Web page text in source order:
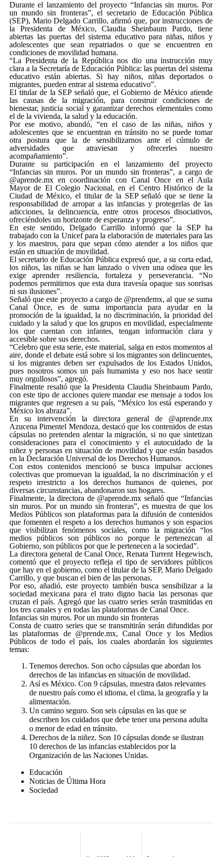
Durante el lanzamiento del proyecto “Infancias sin muros. Por
un mundo sin fronteras”, el secretario de Educación Pública
(SEP), Mario Delgado Carrillo, afirmó que, por instrucciones de
la Presidenta de México, Claudia Sheinbaum Pardo, tiene
abiertas las puertas del sistema educativo para niñas, niños y
adolescentes que sean repatriados o que se encuentren en
condiciones de movilidad humana.
“La Presidenta de la República nos dio una instrucción muy
clara a la Secretaría de Educación Pública: las puertas del sistema
educativo están abiertas. Si hay niños, niñas deportados o
migrantes, pueden entrar al sistema educativo”.
El titular de la SEP señaló que, el Gobierno de México atiende
las causas de la migración, para construir condiciones de
bienestar, justicia social y garantizar derechos elementales como
el de la vivienda, la salud y la educación.
Por ese motivo, abundó, “en el caso de las niñas, niños y
adolescentes que se encuentran en tránsito no se puede tomar
otra postura que la de sensibilizarnos ante el cúmulo de
adversidades que atraviesan y ofrecerles nuestro
acompañamiento”.
Durante su participación en el lanzamiento del proyecto
“Infancias sin muros. Por un mundo sin fronteras”, a cargo de
@aprende.mx en coordinación con Canal Once en el Aula
Mayor de El Colegio Nacional, en el Centro Histórico de la
Ciudad de México, el titular de la SEP señaló que se tiene la
responsabilidad de arropar a las infancias y protegerlas de las
adicciones, la delincuencia, entre otros procesos disociativos,
ofreciéndoles un horizonte de esperanza y progreso”.
En este sentido, Delgado Carrillo informó que la SEP ha
trabajado con la Unicef para la elaboración de materiales para las
y los maestros, para que sepan cómo atender a los niños que
están en situación de movilidad.
El secretario de Educación Pública expresó que, a su corta edad,
los niños, las niñas se han lanzado o viven una odisea que les
exige aprender resiliencia, fortaleza y perseverancia. “No
podemos permitirnos que esta dura travesía opaque sus sonrisas
ni sus ilusiones”.
Señaló que este proyecto a cargo de @prendemx, al que se suma
Canal Once, es de suma importancia para ayudar en la
promoción de la igualdad, la no discriminación, la prioridad del
cuidado y la salud y que los grupos en movilidad, especialmente
los que cuentan con infantes, tengan información clara y
accesible sobre sus derechos.
“Celebro que esta serie, este material, salga en estos momentos al
aire, donde el debate está sobre si los migrantes son delincuentes,
si los migrantes deben ser expulsados de los Estados Unidos,
pues nosotros somos un país humanista y eso nos hace sentir
muy orgullosos”, agregó.
Finalmente resaltó que la Presidenta Claudia Sheinbaum Pardo,
con este tipo de acciones quiere mandar ese mensaje a todos los
migrantes que regresen a su país, “México los está esperando y
México los abraza”.
En su intervención la directora general de @aprende.mx
Azucena Pimentel Mendoza, destacó que los contenidos de estas
cápsulas no pretenden alentar la migración, si no que sintetizan
consideraciones para el conocimiento y el autocuidado de la
niñez y personas en situación de movilidad y que están basados
en la Declaración Universal de los Derechos Humanos.
Con estos contenidos mencionó se busca impulsar acciones
colectivas que promuevan la igualdad, la no discriminación y el
respeto irrestricto a los derechos humanos de quienes, por
diversas circunstancias, abandonaron sus hogares.
Finalmente, la directora de @aprende.mx señaló que “Infancias
sin muros. Por un mundo sin fronteras”, es muestra de que los
Medios Públicos son plataformas para la difusión de contenidos
que fomenten el respeto a los derechos humanos y son espacios
que visibilizan fenómenos sociales, como la migración “los
medios públicos son públicos no porque le pertenezcan al
Gobierno, son públicos por que le pertenecen a la sociedad”.
La directora general de Canal Once, Renata Turrent Hegewisch,
comentó que el proyecto refleja el tipo de servidores públicos
que hay en el gobierno, como el titular de la SEP, Mario Delgado
Carrillo, y que buscan el bien de las personas.
Por eso, añadió, este proyecto también busca sensibilizar a la
sociedad mexicana para el trato digno hacia las personas que
cruzan el país. Agregó que las cuatro series serán trasmitidas en
los tres canales y en todas las plataformas de Canal Once.
Infancias sin muros. Por un mundo sin fronteras
Consta de cuatro series que se transmitirán serán difundidas por
las plataformas de @prende.mx, Canal Once y los Medios
Públicos de todo el país, los cuales abordarán los siguientes
temas:
Tenemos derechos. Son ocho cápsulas que abordan los
derechos de las infancias en situación de movilidad.
Así es México. Con 9 cápsulas, muestra datos relevantes
de nuestro país como el idioma, el clima, la geografía y la
alimentación.
Un camino seguro. Son seis cápsulas en las que se
describen los cuidados que debe tener una persona adulta
o menor de edad en tránsito.
Derechos de la niñez. Son 10 cápsulas donde se ilustran
10 derechos de las infancias establecidos por la
Organización de las Naciones Unidas.
Educación
Noticias de Última Hora
Sociedad